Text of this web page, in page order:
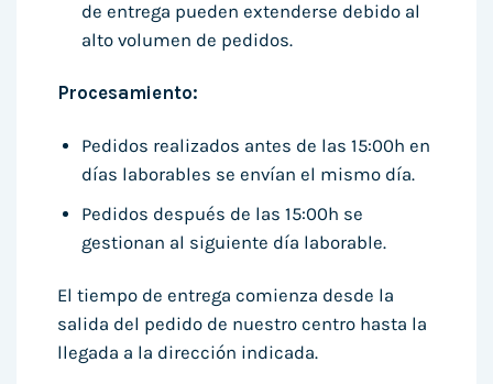
de entrega pueden extenderse debido al
alto volumen de pedidos.
Procesamiento:
Pedidos realizados antes de las 15:00h en
días laborables se envían el mismo día.
Pedidos después de las 15:00h se
gestionan al siguiente día laborable.
El tiempo de entrega comienza desde la
salida del pedido de nuestro centro hasta la
llegada a la dirección indicada.